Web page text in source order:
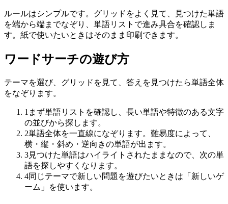
ルールはシンプルです。グリッドをよく見て、見つけた単語
を端から端までなぞり、単語リストで進み具合を確認しま
す。紙で使いたいときはそのまま印刷できます。
ワードサーチの遊び方
テーマを選び、グリッドを見て、答えを見つけたら単語全体
をなぞります。
1 まず単語リストを確認し、長い単語や特徴のある文字
の並びから探します。
2単語全体を一直線になぞります。難易度によって、
横・縦・斜め・逆向きの単語が出ます。
3見つけた単語はハイライトされたままなので、次の単
語を探しやすくなります。
4同じテーマで新しい問題を遊びたいときは「新しいゲ
ーム」を使います。